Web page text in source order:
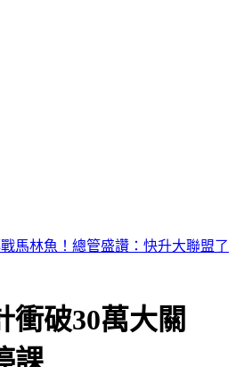
」！獎落南北2縣市 200萬也中
衝破30萬大關
課